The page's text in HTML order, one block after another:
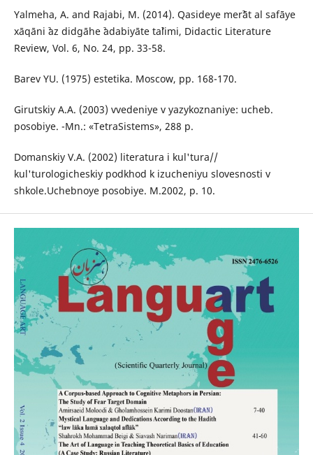
Yalmeha, A. and Rajabi, M. (2014). Qasideye merˀāt al safāye
xāqāni ˀaz didgāhe ˀadabiyāte taˀlimi, Didactic Literature
Review, Vol. 6, No. 24, pp. 33-58.
Barev YU. (1975) estetika. Moscow, pp. 168-170.
Girutskiy A.A. (2003) vvedeniye v yazykoznaniye: ucheb.
posobiye. -Mn.: «TetraSistems», 288 p.
Domanskiy V.A. (2002) literatura i kul'tura//
kul'turologicheskiy podkhod k izucheniyu slovesnosti v
shkole.Uchebnoye posobiye. M.2002, p. 10.